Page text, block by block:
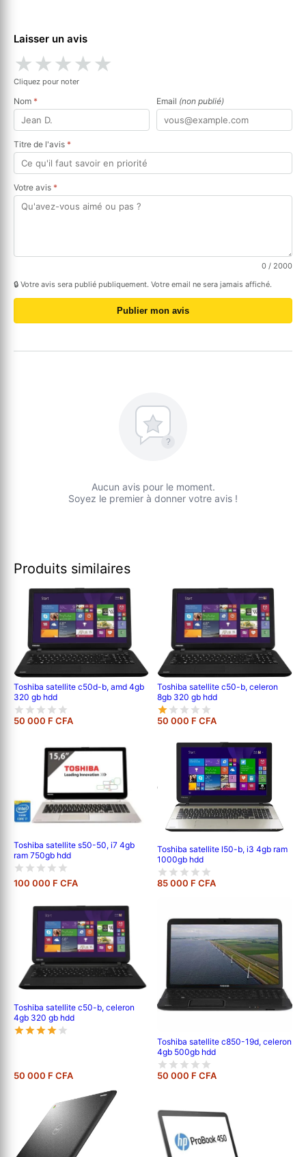
Laisser un avis
★★★★★
Cliquez pour noter
Nom * Email (non publié)
Titre de l'avis *
Votre avis *
0 / 2000
🔒 Votre avis sera publié publiquement. Votre email ne sera jamais affiché.
Publier mon avis
?
Aucun avis pour le moment.
Soyez le premier à donner votre avis !
Produits similaires
Toshiba satellite c50d-b, amd 4gb
320 gb hdd
50 000 F CFA
Toshiba satellite c50-b, celeron
8gb 320 gb hdd
50 000 F CFA
Toshiba satellite s50-50, i7 4gb
ram 750gb hdd
100 000 F CFA
Toshiba satellite l50-b, i3 4gb ram
1000gb hdd
85 000 F CFA
Toshiba satellite c50-b, celeron
4gb 320 gb hdd
50 000 F CFA
Toshiba satellite c850-19d, celeron
4gb 500gb hdd
50 000 F CFA